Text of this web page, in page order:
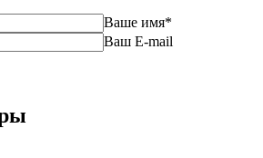
Ваше имя*
Ваш E-mail